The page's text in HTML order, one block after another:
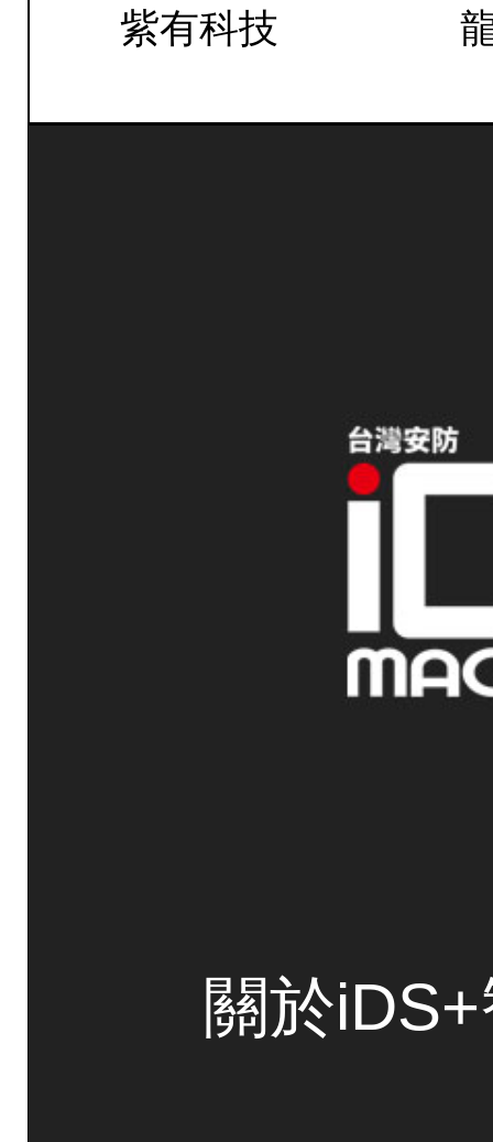
紫有科技
關於